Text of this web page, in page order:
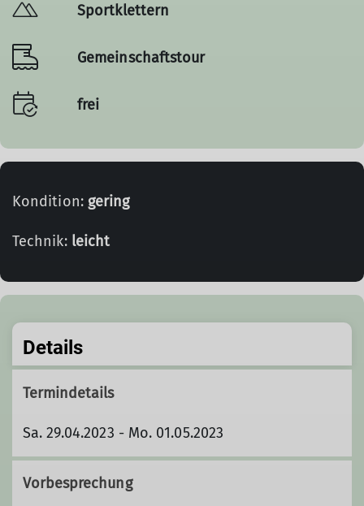
Sportklettern
Gemeinschaftstour
frei
Kondition: gering
Technik: leicht
Details
Termindetails
Sa. 29.04.2023 - Mo. 01.05.2023
Vorbesprechung